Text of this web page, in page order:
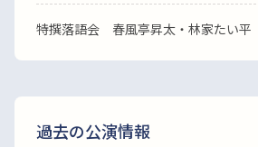
特撰落語会 春風亭昇太・林家たい
過去の公演情報